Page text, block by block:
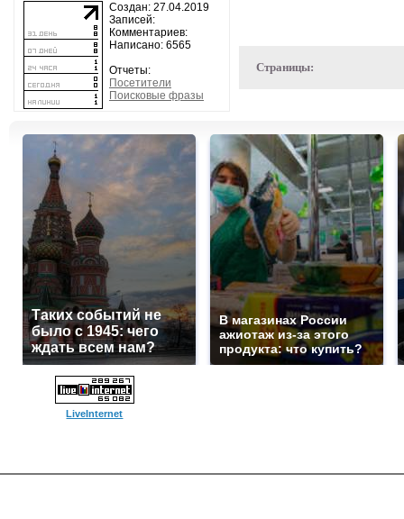
Создан: 27.04.2019
Записей:
Комментариев:
Написано: 6565
Отчеты:
Посетители
Поисковые фразы
Страницы:
Таких событий не
было с 1945: чего
ждать всем нам?
В магазинах России
ажиотаж из-за этого
продукта: что купить?
LiveInternet